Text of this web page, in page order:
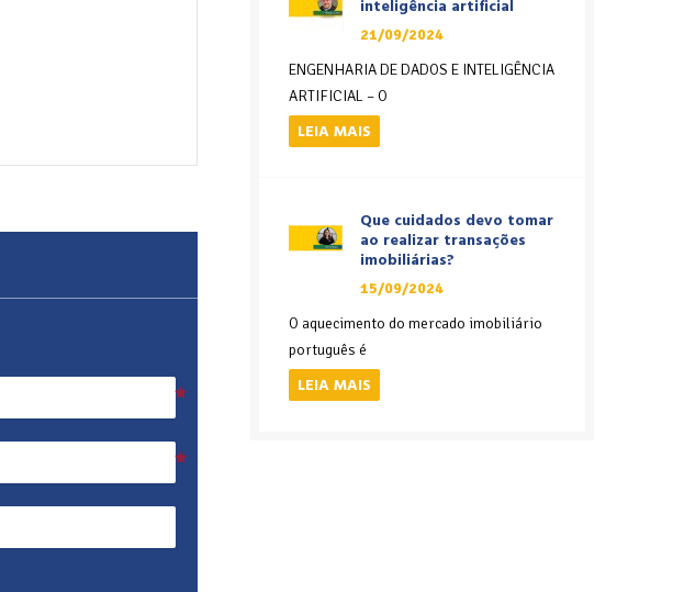
inteligência artificial
21/09/2024
ENGENHARIA DE DADOS E INTELIGÊNCIA
ARTIFICIAL – O
LEIA MAIS
Que cuidados devo tomar
ao realizar transações
imobiliárias?
15/09/2024
O aquecimento do mercado imobiliário
português é
LEIA MAIS